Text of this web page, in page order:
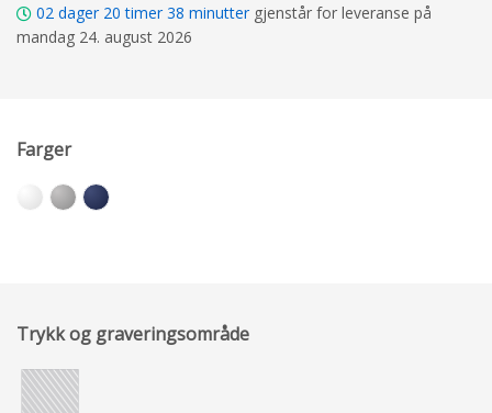
02 dager 20 timer 38 minutter gjenstår for leveranse på
mandag 24. august 2026
Farger
Trykk og graveringsområde